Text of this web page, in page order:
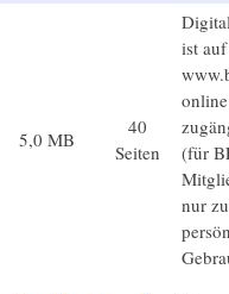
5,0 MB
40
Seiten
ist auf
(für
nur